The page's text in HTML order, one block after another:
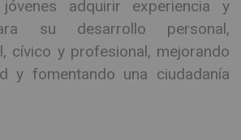
adquirir experiencia y
su desarrollo personal,
cívico y profesional, mejorando
y fomentando una ciudadanía